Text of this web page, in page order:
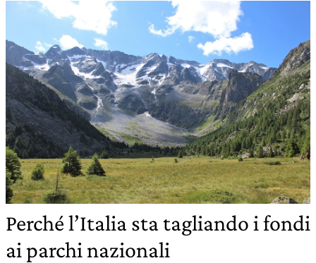
Perché l’Italia sta tagliando i fondi
ai parchi nazionali